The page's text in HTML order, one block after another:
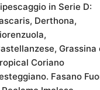
in Serie D:
Derthona,
Grassina
Coriano
Fasano